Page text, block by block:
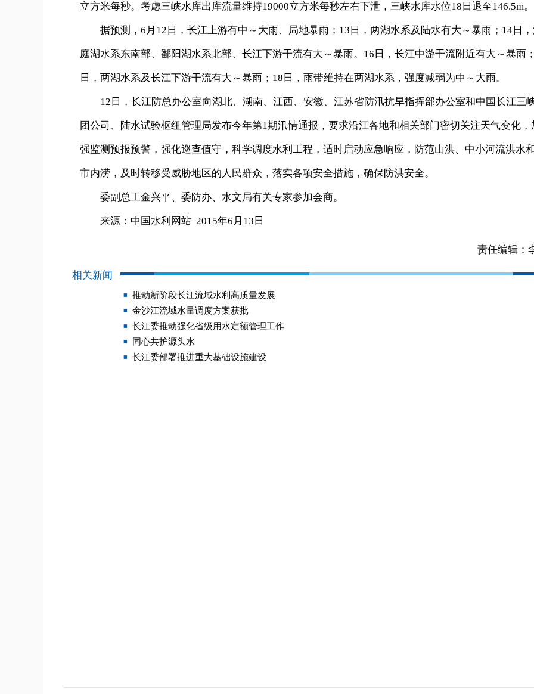
立方米每秒。考虑三峡水库出库流量维持19000立方米每秒左右下泄，三峡水库水位18日退至146.5m。
据预测，6月12日，长江上游有中～大雨、局地暴雨；13日，两湖水系及陆水有大～暴雨；14日
庭湖水系东南部、鄱阳湖水系北部、长江下游干流有大～暴雨。16日，长江中游干流附近有大～暴雨
日，两湖水系及长江下游干流有大～暴雨；18日，雨带维持在两湖水系，强度减弱为中～大雨。
12日，长江防总办公室向湖北、湖南、江西、安徽、江苏省防汛抗旱指挥部办公室和中国长江三
团公司、陆水试验枢纽管理局发布今年第1期汛情通报，要求沿江各地和相关部门密切关注天气变化，
强监测预报预警，强化巡查值守，科学调度水利工程，适时启动应急响应，防范山洪、中小河流洪水
市内涝，及时转移受威胁地区的人民群众，落实各项安全措施，确保防洪安全。
委副总工金兴平、委防办、水文局有关专家参加会商。
来源：中国水利网站 2015年6月13日
责任编辑：
相关新闻
推动新阶段长江流域水利高质量发展
金沙江流域水量调度方案获批
长江委推动强化省级用水定额管理工作
同心共护源头水
长江委部署推进重大基础设施建设